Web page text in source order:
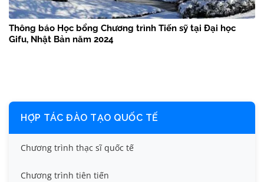
Thông báo Học bổng Chương trình Tiến sỹ tại Đại học
Gifu, Nhật Bản năm 2024
HỢP TÁC ĐÀO TẠO QUỐC TẾ
Chương trình thạc sĩ quốc tế
Chương trình tiên tiến